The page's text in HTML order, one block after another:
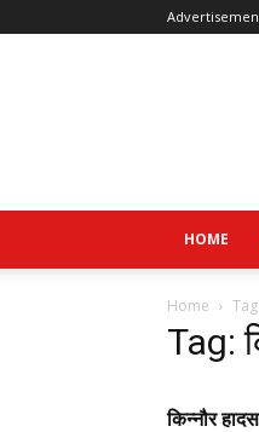
HOME
Home
Tag:
किन्नौर